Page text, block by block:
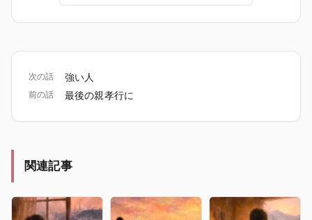
次の話 強い人
前の話 最後の親孝行に
関連記事